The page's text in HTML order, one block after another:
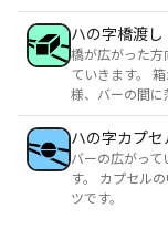
ハの字橋渡し
橋が広がった方
ていきます。
様、バーの間に
ハの字カプセ
バーの広がっ
す。 カプセル
ツです。